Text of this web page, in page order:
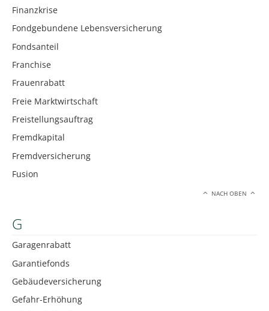
Finanzkrise
Fondgebundene Lebensversicherung
Fondsanteil
Franchise
Frauenrabatt
Freie Marktwirtschaft
Freistellungsauftrag
Fremdkapital
Fremdversicherung
Fusion
NACH OBEN
G
Garagenrabatt
Garantiefonds
Gebäudeversicherung
Gefahr-Erhöhung